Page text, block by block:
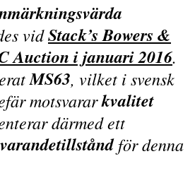
vidStack’s Bowers &
Auction i januari 2016.
MS63, vilket i svensk
motsvararkvalitet
därmed ett
för denna